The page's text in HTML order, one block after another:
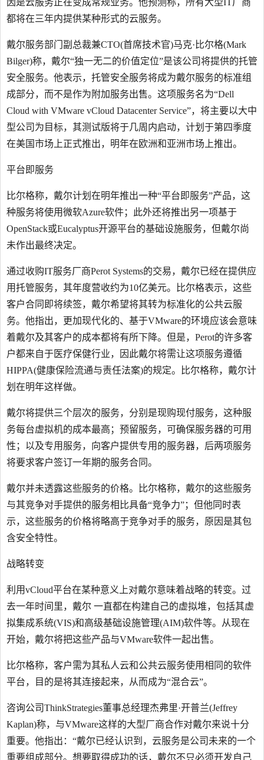
因是云服务正在变成常规业务。他预测称，所有大型IT厂商
都将在三年内提供某种形式的云服务。
戴尔服务部门副总裁兼CTO(首席技术官)马克·比尔格(Mark
Bilger)称，戴尔“独一无二的价值定位”是该公司将提供的托管
安全服务。他表示，托管安全服务将成为戴尔服务的标准组
成部分，而不是作为附加服务出售。这项服务名为“Dell
Cloud with VMware vCloud Datacenter Service”，将主要以大中
型公司为目标，其测试版将于几周内启动，计划于第四季度
在美国市场上正式推出，明年在欧洲和亚洲市场上推出。
平台即服务
比尔格称，戴尔计划在明年推出一种“平台即服务”产品，这
种服务将使用微软Azure软件；此外还将推出另一项基于
OpenStack或Eucalyptus开源平台的基础设施服务，但戴尔尚
未作出最终决定。
通过收购IT服务厂商Perot Systems的交易，戴尔已经在提供应
用托管服务，其年度营收约为10亿美元。比尔格表示，这些
客户合同即将续签，戴尔希望将其转为标准化的公共云服
务。他指出，更加现代化的、基于VMware的环境应该会意味
着戴尔及其客户的成本都将有所下降。但是，Perot的许多客
户都来自于医疗保健行业，因此戴尔将需让这项服务遵循
HIPPA(健康保险流通与责任法案)的规定。比尔格称，戴尔计
划在明年这样做。
戴尔将提供三个层次的服务，分别是现购现付服务，这种服
务每台虚拟机的成本最高；预留服务，可确保服务器的可用
性；以及专用服务，向客户提供专用的服务器，后两项服务
将要求客户签订一年期的服务合同。
戴尔并未透露这些服务的价格。比尔格称，戴尔的这些服务
与其竞争对手提供的服务相比具备“竞争力”；但他同时表
示，这些服务的价格将略高于竞争对手的服务，原因是其包
含安全特性。
战略转变
利用vCloud平台在某种意义上对戴尔意味着战略的转变。过
去一年时间里，戴尔 一直都在构建自己的虚拟堆，包括其虚
拟集成系统(VIS)和高级基础设施管理(AIM)软件等。从现在
开始，戴尔将把这些产品与VMware软件一起出售。
比尔格称，客户需为其私人云和公共云服务使用相同的软件
平台，目的是将其连接起来，从而成为“混合云”。
咨询公司ThinkStrategies董事总经理杰弗里·开普兰(Jeffrey
Kaplan)称，与VMware这样的大型厂商合作对戴尔来说十分
重要。他指出：“戴尔已经认识到，云服务是公司未来的一个
重要组成部分。想要取得成功的话，戴尔不只必须开发自己